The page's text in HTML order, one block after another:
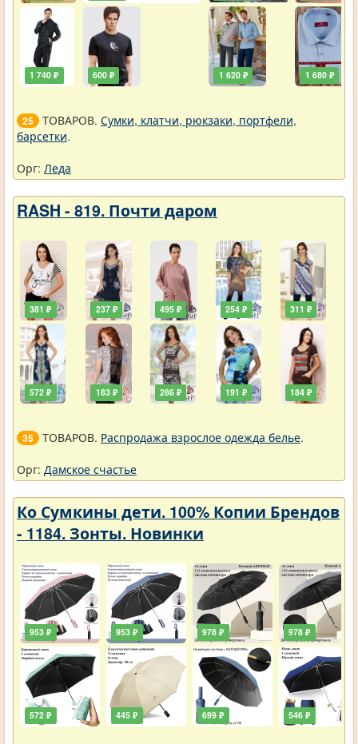
1 740 ₽ 600 ₽ 1 620 ₽ 1 680 ₽
25 ТОВАРОВ. Сумки, клатчи, рюкзаки, портфели,
барсетки.
Орг: Леда
RASH - 819. Почти даром
381 ₽
572 ₽
237 ₽
183 ₽
495 ₽
286 ₽
254 ₽
191 ₽
311 ₽
184 ₽
35 ТОВАРОВ. Распродажа взрослое одежда белье.
Орг: Дамское счастье
Ко Сумкины дети. 100% Копии Брендов
- 1184. Зонты. Новинки
953 ₽
572 ₽
953 ₽
445 ₽
978 ₽
699 ₽
978 ₽
546 ₽